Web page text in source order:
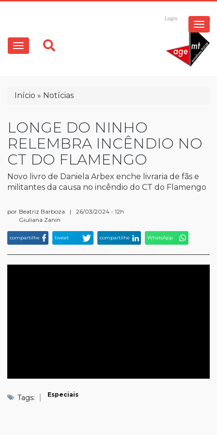
conteúdo
principal
Login Registrar
Main
navigation
Trilha
navegação
Início Notícias
LONGE DO NINHO
RELEMBRA INCÊNDIO NO
CT DO FLAMENGO
Novo livro de Daniela Arbex enche livraria de fãs e
militantes da causa no incêndio do CT do Flamengo
por Beatriz Barboza
Giuliana Zanin
| 26/03/2024 - 12h
compartilhe tweet compartilhe WhatsApp
Tags: Especiais